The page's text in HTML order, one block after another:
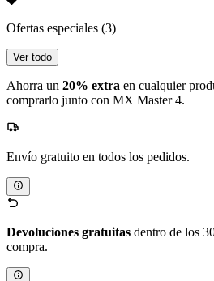
Ofertas especiales (3)
Ver todo
Ahorra un 20% extra en cualquier
comprarlo junto con MX Master 4.
Envío gratuito en todos los pedidos.
Devoluciones gratuitas dentro de los
compra.